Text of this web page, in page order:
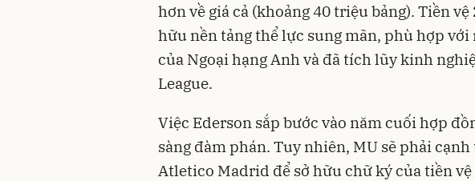
hơn về giá cả (khoảng 40 triệu bảng). Tiền
hữu nền tảng thể lực sung mãn, phù hợp
của Ngoại hạng Anh và đã tích lũy kinh
League.
Việc Ederson sắp bước vào năm cuối hợp
sàng đàm phán. Tuy nhiên, MU sẽ phải cạnh
Atletico Madrid để sở hữu chữ ký của tiền